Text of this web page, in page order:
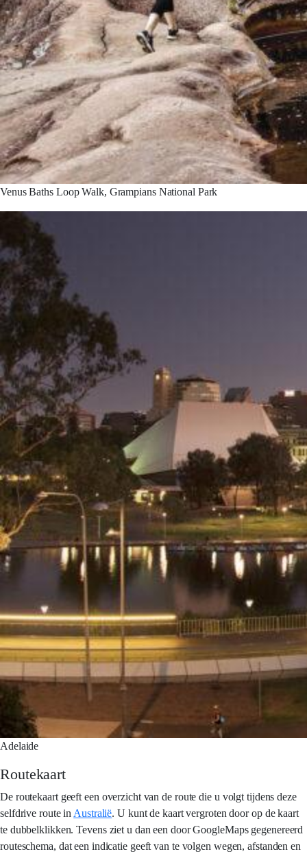
Venus Baths Loop Walk, Grampians National Park
Adelaide
Routekaart
De routekaart geeft een overzicht van de route die u volgt tijdens deze
selfdrive route in Australië. U kunt de kaart vergroten door op de kaart
te dubbelklikken. Tevens ziet u dan een door GoogleMaps gegenereerd
routeschema, dat een indicatie geeft van te volgen wegen, afstanden en